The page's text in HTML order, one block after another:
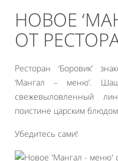
НОВОЕ
ОТ
Ресторан ‘Боровик’
‘Мангал – меню’.
свежевыловленный
поистине царским
Убедитесь сами!